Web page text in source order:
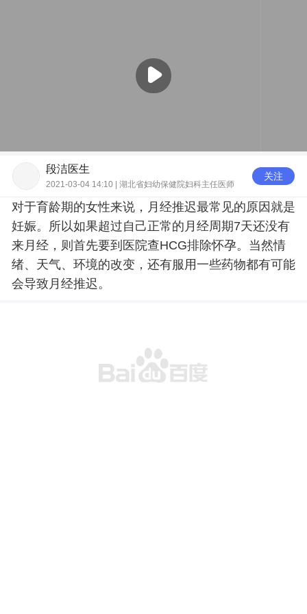
段洁医生
2021-03-04 14:10 | 湖北省妇幼保健院妇科主任医师
关注
对于育龄期的女性来说，月经推迟最常见的原因就是
妊娠。所以如果超过自己正常的月经周期7天还没有
来月经，则首先要到医院查HCG排除怀孕。当然情
绪、天气、环境的改变，还有服用一些药物都有可能
会导致月经推迟。